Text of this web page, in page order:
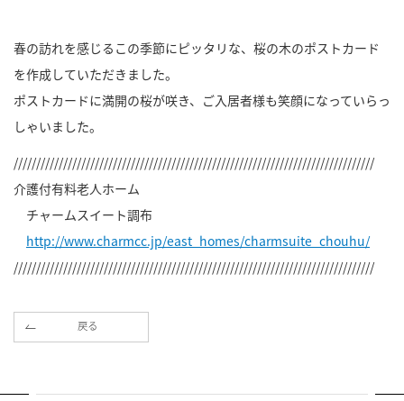
春の訪れを感じるこの季節にピッタリな、桜の木のポストカード
を作成していただきました。
ポストカードに満開の桜が咲き、ご入居者様も笑顔になっていらっ
しゃいました。
////////////////////////////////////////////////////////////////////////////////
介護付有料老人ホーム
チャームスイート調布
http://www.charmcc.jp/east_homes/charmsuite_chouhu/
////////////////////////////////////////////////////////////////////////////////
戻る